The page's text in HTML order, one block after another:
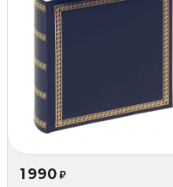
1 990 ₽